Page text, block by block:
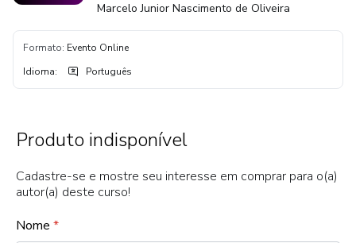
Marcelo Junior Nascimento de Oliveira
Formato: Evento Online
Idioma: Português
Produto indisponível
Cadastre-se e mostre seu interesse em comprar para o(a)
autor(a) deste curso!
Nome *